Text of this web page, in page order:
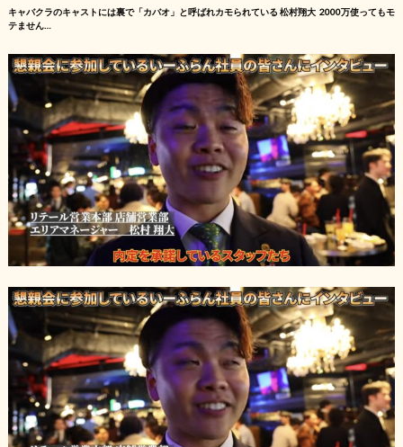
キャバクラのキャストには裏で「カバオ」と呼ばれカモられている 松村翔大 2000万使ってもモ
テません…